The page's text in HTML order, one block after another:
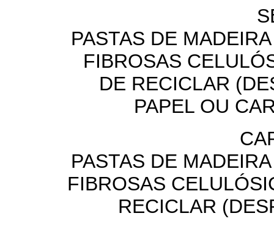
PASTAS DE
FIBROSAS
DE RECICLAR
PAPEL OU
PASTAS DE
FIBROSAS
RECICLAR